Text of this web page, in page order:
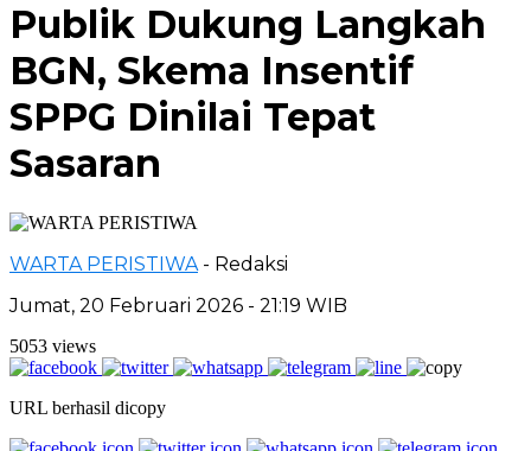
Publik Dukung Langkah
BGN, Skema Insentif
SPPG Dinilai Tepat
Sasaran
WARTA PERISTIWA - Redaksi
Jumat, 20 Februari 2026 - 21:19 WIB
5053 views
URL berhasil dicopy